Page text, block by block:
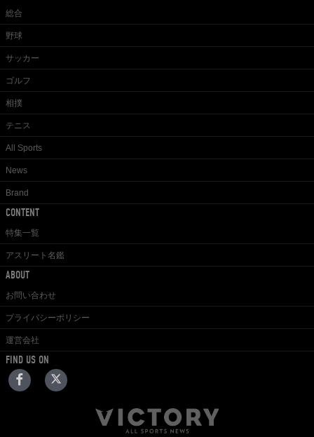
総合
野球
サッカー
ゴルフ
相撲
テニス
All Sports
News
Brand
CONTENT
特集一覧
アスリート名鑑
ABOUT
お問い合わせ
プライバシーポリシー
運営会社
FIND US ON